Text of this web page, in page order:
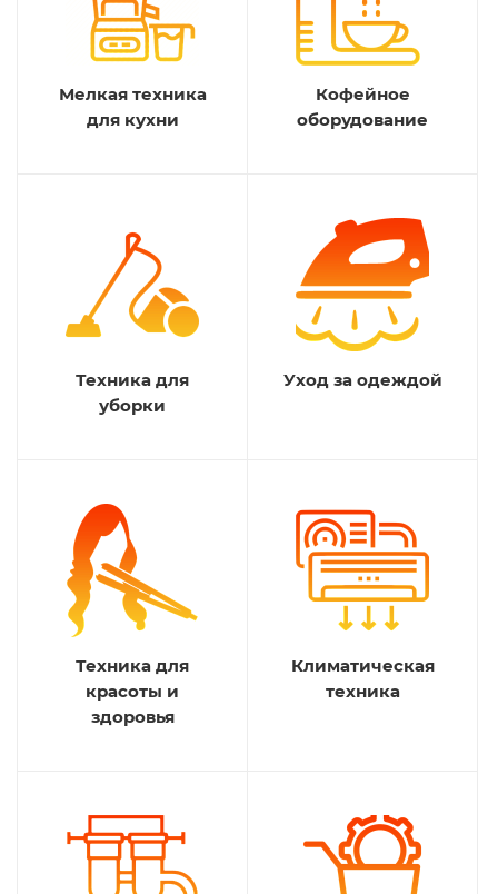
Мелкая техника
для кухни
Кофейное
оборудование
Техника для
уборки
Уход за одеждой
Техника для
красоты и
здоровья
Климатическая
техника